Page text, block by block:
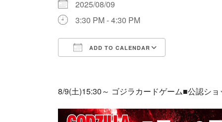
2025/08/09
3:30 PM - 4:30 PM
ADD TO CALENDAR
8/9(土)15:30～ ゴジラカードゲーム■公認シ